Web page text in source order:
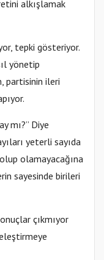
alkışlamak
tepki gösteriyor.
yönetip
partisinin ileri
mı?” Diye
yeterli sayıda
olamayacağına
sayesinde birileri
çıkmıyor